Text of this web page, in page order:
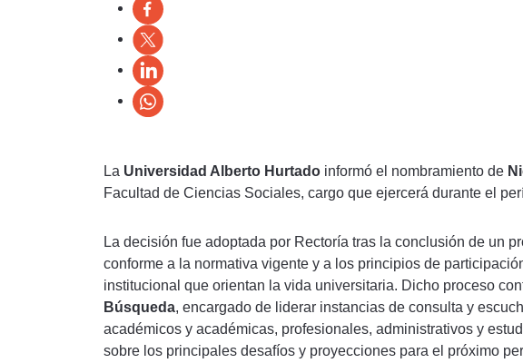
La Universidad Alberto Hurtado informó el nombramiento de
Facultad de Ciencias Sociales, cargo que ejercerá durante el
La decisión fue adoptada por Rectoría tras la conclusión de un
conforme a la normativa vigente y a los principios de
institucional que orientan la vida universitaria. Dicho proceso
Búsqueda, encargado de liderar instancias de consulta y
académicos y académicas, profesionales, administrativos y
sobre los principales desafíos y proyecciones para el próximo